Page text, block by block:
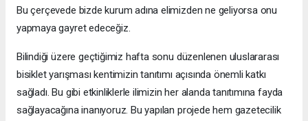
Bu çerçevede bizde kurum adına elimizden ne geliyorsa onu
yapmaya gayret edeceğiz.
Bilindiği üzere geçtiğimiz hafta sonu düzenlenen uluslararası
bisiklet yarışması kentimizin tanıtımı açısında önemli katkı
sağladı. Bu gibi etkinliklerle ilimizin her alanda tanıtımına fayda
sağlayacağına inanıyoruz. Bu yapılan projede hem gazetecilik